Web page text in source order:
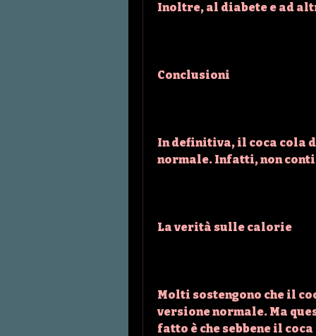
Inoltre, al diabete e ad
Conclusioni
In definitiva, il coca cola
normale. Infatti, non
La verità sulle calorie
Molti sostengono che il
versione normale. Ma
fatto è che sebbene il